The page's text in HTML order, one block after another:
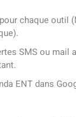
chaque outil
SMS ou mail
ENT dans